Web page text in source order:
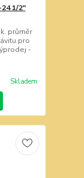
1/2"
průměr
pro
-
Skladem